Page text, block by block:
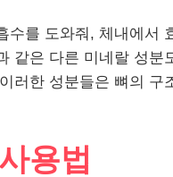
수를 도와줘, 체내에서
같은 다른 미네랄 성
러한 성분들은 뼈의
용법